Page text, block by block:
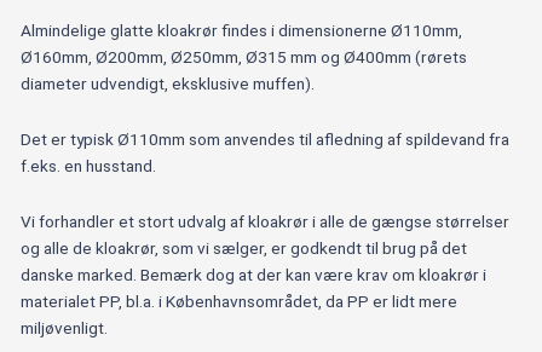
Almindelige glatte kloakrør findes i dimensionerne Ø110mm,
Ø160mm, Ø200mm, Ø250mm, Ø315 mm og Ø400mm (rørets
diameter udvendigt, eksklusive muffen).
Det er typisk Ø110mm som anvendes til afledning af spildevand fra
f.eks. en husstand.
Vi forhandler et stort udvalg af kloakrør i alle de gængse størrelser
og alle de kloakrør, som vi sælger, er godkendt til brug på det
danske marked. Bemærk dog at der kan være krav om kloakrør i
materialet PP, bl.a. i Københavnsområdet, da PP er lidt mere
miljøvenligt.